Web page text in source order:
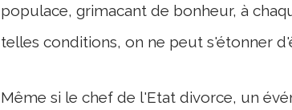
populace, grimacant de bonheur, à
telles conditions, on ne peut s'étonner
Même si le chef de l'Etat divorce, un